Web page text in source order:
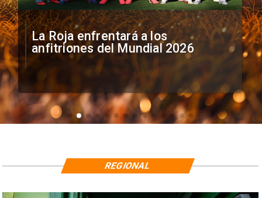
La Roja enfrentará a los
anfitriones del Mundial 2026
REGIONAL